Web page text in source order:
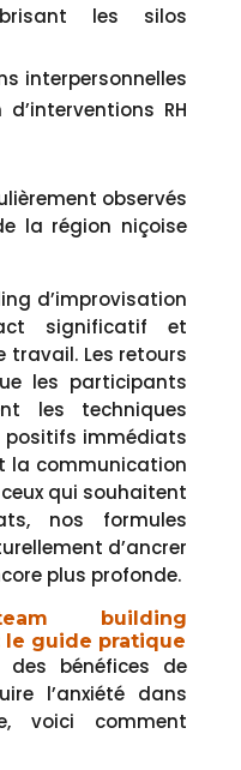
les silos
interpersonnelles
RH
observés
la région niçoise
d’improvisation
significatif et
travail. Les retours
les participants
les techniques
positifs immédiats
la communication
qui souhaitent
nos formules
d’ancrer
plus profonde.
building
le guide pratique
bénéfices de
l’anxiété dans
voici comment